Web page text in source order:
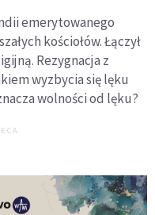
emerytowanego
kościołów. Łączył
Rezygnacja z
wyzbycia się lęku
wolności od lęku?